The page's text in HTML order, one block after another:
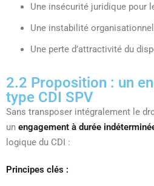
Une insécurité juridique pour
Une instabilité
Une perte d’attractivité du
2.2 Proposition : un
type CDI SPV
Sans transposer intégralement le
un engagement à durée
logique du CDI :
Principes clés :